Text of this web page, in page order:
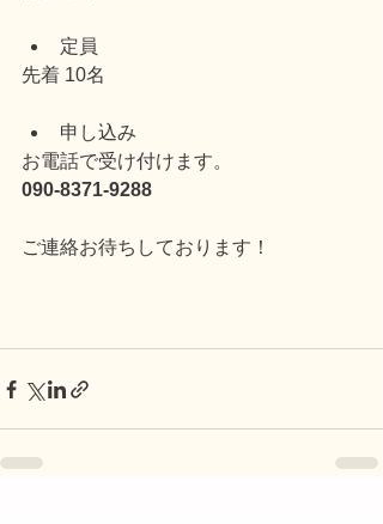
定員
先着 10名
申し込み
お電話で受け付けます。
090-8371-9288
ご連絡お待ちしております！